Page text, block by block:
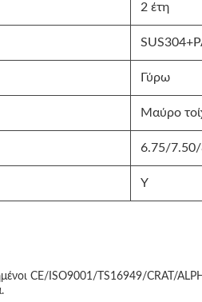
2 έτη
Γύρω
Μαύρο
6.75/
Y
CE/ISO9001/TS16949/CRAT/